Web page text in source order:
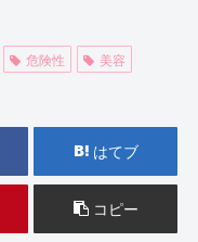
危険性 美容
はてブ
コピー